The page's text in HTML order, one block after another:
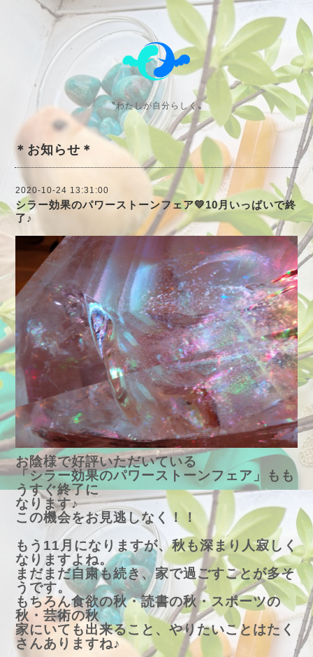
〝わたしが自分らしく〟
＊お知らせ＊
2020-10-24 13:31:00
シラー効果のパワーストーンフェア💛10月いっぱいで終
了♪
お陰様で好評いただいている
「シラー効果のパワーストーンフェア」もも
うすぐ終了に
なります♪
この機会をお見逃しなく！！
もう11月になりますが、秋も深まり人寂しく
なりますよね。
まだまだ自粛も続き、家で過ごすことが多そ
うです。
もちろん食欲の秋・読書の秋・スポーツの
秋・芸術の秋
家にいても出来ること、やりたいことはたく
さんありますね♪